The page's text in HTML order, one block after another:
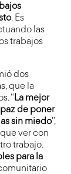
. Es
las
trabajos
dos
que la
“ La mejor
de poner
sin miedo”,
ver con
trabajo.
para la